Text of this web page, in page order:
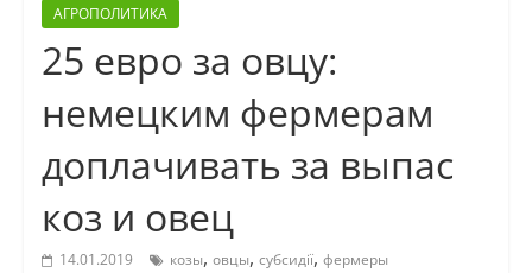
АГРОПОЛИТИКА
25 евро за овцу:
немецким фермерам
доплачивать за выпас
коз и овец
14.01.2019 козы, овцы, субсидії, фермеры